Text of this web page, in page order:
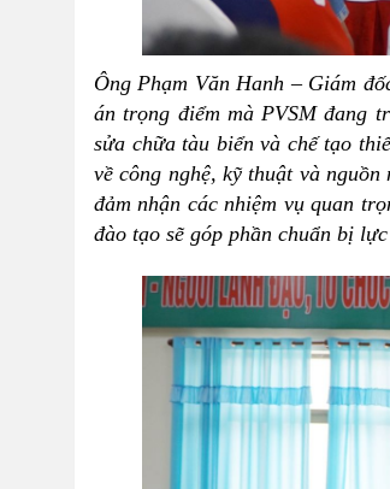
Ông Phạm Văn Hanh – Giám
án trọng điểm mà PVSM đang
sửa chữa tàu biển và chế tạo
về công nghệ, kỹ thuật và
đảm nhận các nhiệm vụ quan
đào tạo sẽ góp phần chuẩn bị